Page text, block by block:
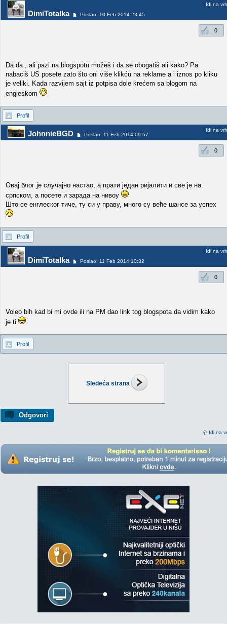
Sledeća strana
Odgovori
Idi na
DimiTotalka Poslao: 10 Feb 2014 23:45
Idi na vrh
0
Da da , ali pazi na blogspotu možeš i da se obogatiš ali kako? Pa
nabaciš US posete zato što oni više klikću na reklame a i iznos po kliku
je veliki. Kada razvijem sajt iz potpisa dole krećem sa blogom na
engleskom
Profil
JohnnieBGD Poslao: 11 Feb 2014 09:57
Idi na vrh
0
Овај блог је случајно настао, а прати један ријалити и све је на
српском, а посете и зарада на нивоу
Што се енглеског тиче, ту си у праву, много су веће шансе за успех
Profil
DimiTotalka Poslao: 11 Feb 2014 10:32
Idi na vrh
0
Voleo bih kad bi mi ovde ili na PM dao link tog blogspota da vidim kako
je ti
Profil